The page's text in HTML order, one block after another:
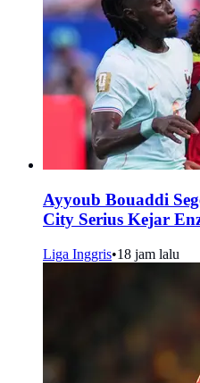
Ayyoub Bouaddi
City Serius Kejar
Liga Inggris•18 jam lalu